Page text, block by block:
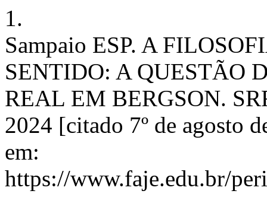
1.
Sampaio ESP. A
SENTIDO: A QUESTÃO
REAL EM BERGSON.
2024 [citado 7º de agosto
em:
https://www.faje.edu.br/